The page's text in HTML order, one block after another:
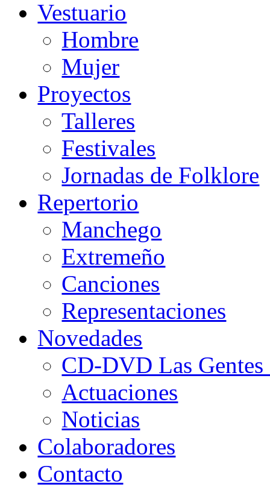
Vestuario
Hombre
Mujer
Proyectos
Talleres
Festivales
Jornadas de Folklore
Repertorio
Manchego
Extremeño
Canciones
Representaciones
Novedades
CD-DVD Las Gentes
Actuaciones
Noticias
Colaboradores
Contacto